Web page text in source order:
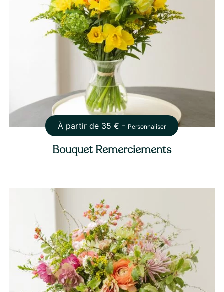
À partir de 35 € - Personnaliser
Bouquet Remerciements